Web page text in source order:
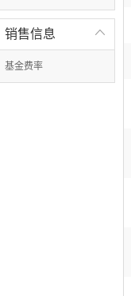

销售信息
基金费率